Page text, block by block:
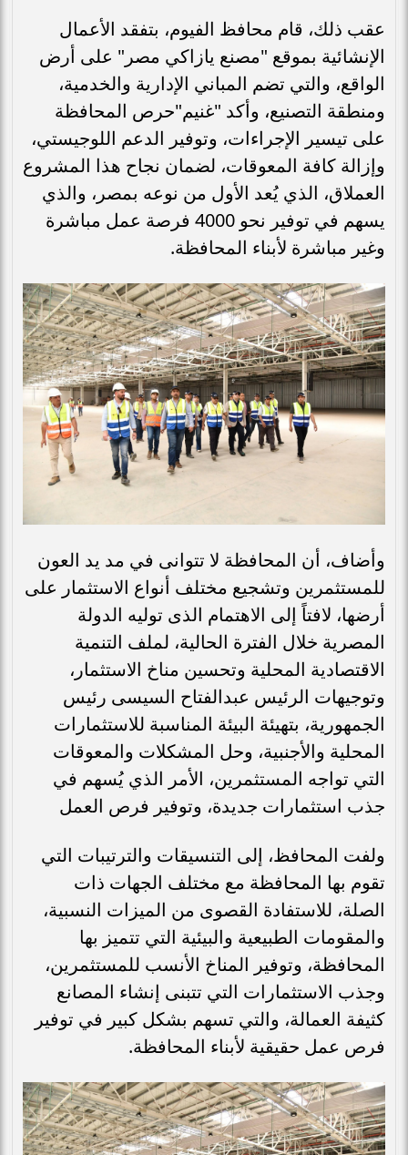
عقب ذلك، قام محافظ الفيوم، بتفقد الأعمال
الإنشائية بموقع "مصنع يازاكي مصر" على أرض
الواقع، والتي تضم المباني الإدارية والخدمية،
ومنطقة التصنيع، وأكد "غنيم"حرص المحافظة
على تيسير الإجراءات، وتوفير الدعم اللوجيستي،
وإزالة كافة المعوقات، لضمان نجاح هذا المشروع
العملاق، الذي يُعد الأول من نوعه بمصر، والذي
يسهم في توفير نحو 4000 فرصة عمل مباشرة
وغير مباشرة لأبناء المحافظة.
وأضاف، أن المحافظة لا تتوانى في مد يد العون
للمستثمرين وتشجيع مختلف أنواع الاستثمار على
أرضها، لافتاً إلى الاهتمام الذى توليه الدولة
المصرية خلال الفترة الحالية، لملف التنمية
الاقتصادية المحلية وتحسين مناخ الاستثمار،
وتوجيهات الرئيس عبدالفتاح السيسى رئيس
الجمهورية، بتهيئة البيئة المناسبة للاستثمارات
المحلية والأجنبية، وحل المشكلات والمعوقات
التي تواجه المستثمرين، الأمر الذي يُسهم في
جذب استثمارات جديدة، وتوفير فرص العمل
ولفت المحافظ، إلى التنسيقات والترتيبات التي
تقوم بها المحافظة مع مختلف الجهات ذات
الصلة، للاستفادة القصوى من الميزات النسبية،
والمقومات الطبيعية والبيئية التي تتميز بها
المحافظة، وتوفير المناخ الأنسب للمستثمرين،
وجذب الاستثمارات التي تتبنى إنشاء المصانع
كثيفة العمالة، والتي تسهم بشكل كبير في توفير
فرص عمل حقيقية لأبناء المحافظة.